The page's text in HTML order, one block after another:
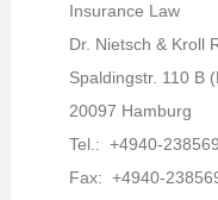
Insurance Law
Dr. Nietsch & Kroll
Spaldingstr. 110 B
20097 Hamburg
Tel.: +4940-
Fax: +4940-